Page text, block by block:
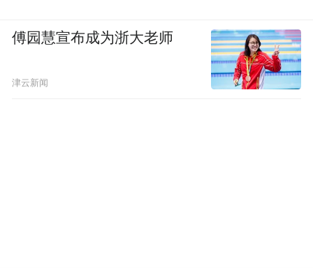
傅园慧宣布成为浙大老师
津云新闻